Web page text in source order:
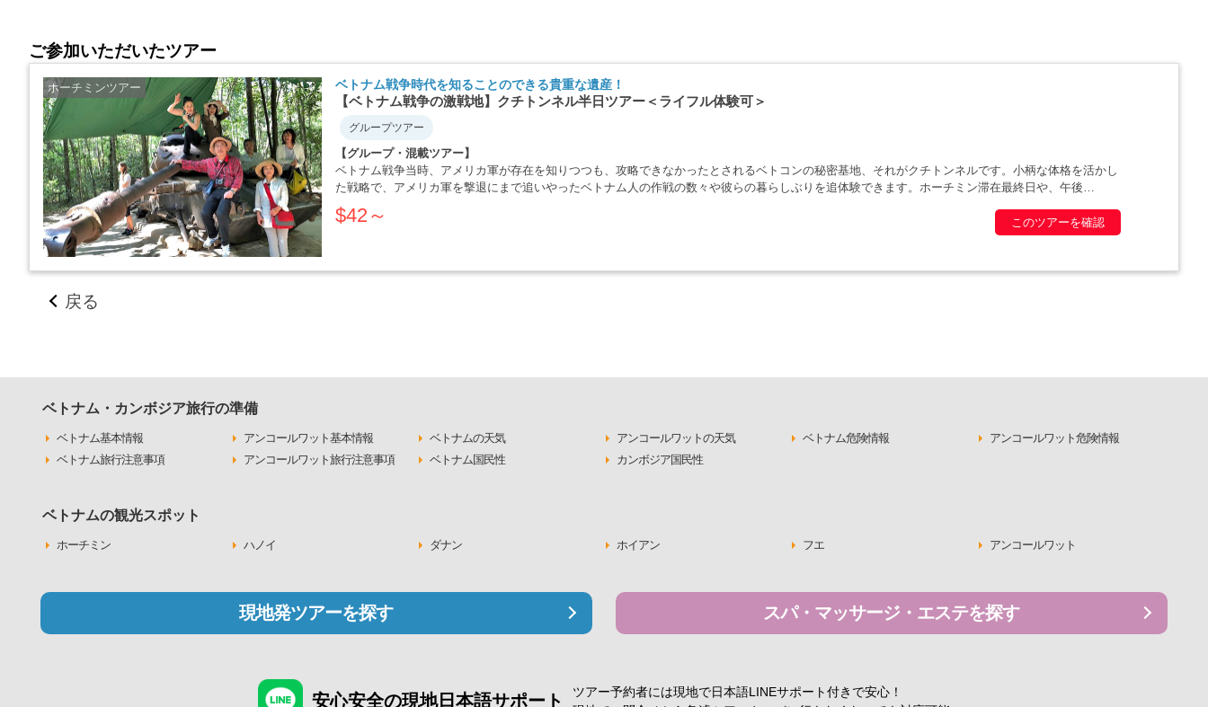
ご参加いただいたツアー
ホーチミンツアー ベトナム戦争時代を知ることのできる貴重な遺産！
【ベトナム戦争の激戦地】クチトンネル半日ツアー＜ライフル体験可＞
グループツアー
【グループ・混載ツアー】
ベトナム戦争当時、アメリカ軍が存在を知りつつも、攻略できなかったとされるベトコンの秘密基地、それがクチトンネルです。小柄な体格を活かし
た戦略で、アメリカ軍を撃退にまで追いやったベトナム人の作戦の数々や彼らの暮らしぶりを追体験できます。ホーチミン滞在最終日や、午後
か・・・・・
$42～ このツアーを確認
戻る
ベトナム・カンボジア旅行の準備
ベトナム基本情報 アンコールワット基本情報 ベトナムの天気 アンコールワットの天気 ベトナム危険情報
アンコールワット危険情報
ベトナム旅行注意事項
アンコールワット旅行注意事項 ベトナム国民性 カンボジア国民性
ベトナムの観光スポット
ホーチミン ハノイ ダナン ホイアン フエ アンコールワット
現地発ツアーを探す スパ・マッサージ・エステを探す
安心安全の現地日本語サポート ツアー予約者には現地で日本語LINEサポート付きで安心！